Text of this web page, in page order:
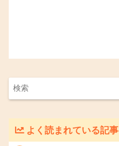
よく読まれている記事